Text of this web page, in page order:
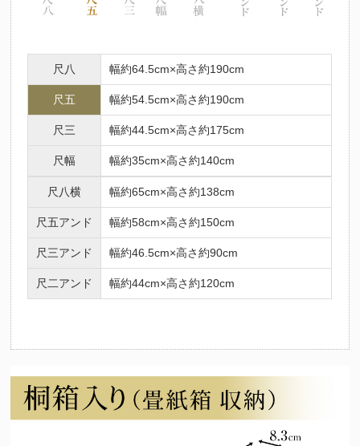
尺八 幅約64.5cm×高さ約190cm
尺五 幅約54.5cm×高さ約190cm
尺三 幅約44.5cm×高さ約175cm
尺幅 幅約35cm×高さ約140cm
尺八横 幅約65cm×高さ約138cm
尺五アンド 幅約58cm×高さ約150cm
尺三アンド 幅約46.5cm×高さ約90cm
尺二アンド 幅約44cm×高さ約120cm